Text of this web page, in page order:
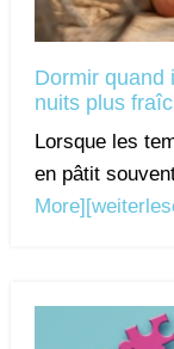
Dormir quand
nuits plus
Lorsque les
en pâtit
More]